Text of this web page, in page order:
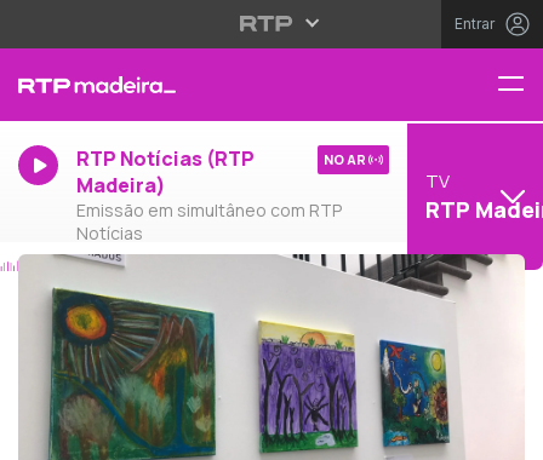
Entrar
RTP Notícias (RTP
Madeira)
Emissão em simultâneo com RTP
Notícias
NO AR
TV
RTP